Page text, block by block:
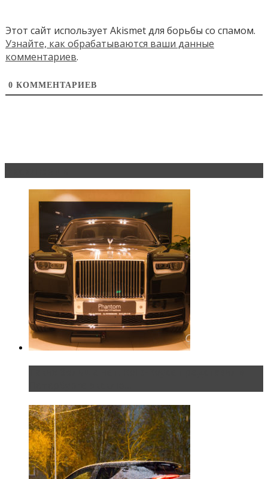
Этот сайт использует Akismet для борьбы со спамом.
Узнайте, как обрабатываются ваши данные
комментариев.
0 КОММЕНТАРИЕВ